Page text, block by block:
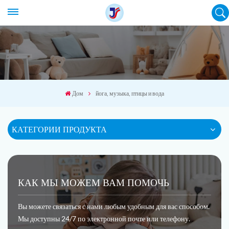
Дом йога, музыка, птицы и вода
КАТЕГОРИИ ПРОДУКТА
КАК МЫ МОЖЕМ ВАМ ПОМОЧЬ
Вы можете связаться с нами любым удобным для вас способом.
Мы доступны 24/7 по электронной почте или телефону.